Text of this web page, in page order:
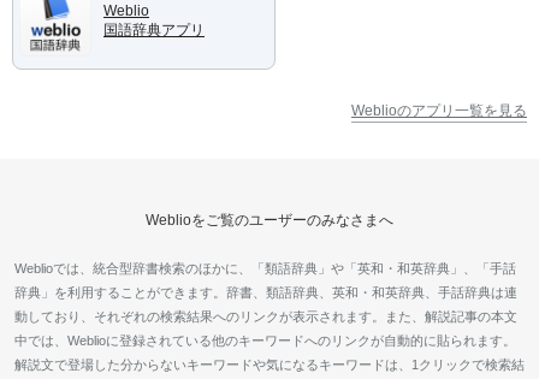
Weblio
国語辞典アプリ
Weblioのアプリ一覧を見る
Weblioをご覧のユーザーのみなさまへ
Weblioでは、統合型辞書検索のほかに、「類語辞典」や「英和・和英辞典」、「手話
辞典」を利用することができます。辞書、類語辞典、英和・和英辞典、手話辞典は連
動しており、それぞれの検索結果へのリンクが表示されます。また、解説記事の本文
中では、Weblioに登録されている他のキーワードへのリンクが自動的に貼られます。
解説文で登場した分からないキーワードや気になるキーワードは、1クリックで検索結